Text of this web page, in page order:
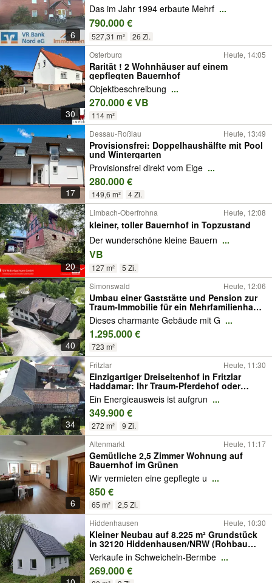
6
Das im Jahr 1994 erbaute Mehrf ...
790.000 €
527,31 m² 26 Zi.
30
Osterburg Heute, 14:05
Rarität ! 2 Wohnhäuser auf einem
gepflegten Bauernhof
Objektbeschreibung ...
270.000 € VB
114 m²
17
Dessau-Roßlau Heute, 13:49
Provisionsfrei: Doppelhaushälfte mit Pool
und Wintergarten
Provisionsfrei direkt vom Eige ...
280.000 €
149,6 m² 4 Zi.
20
Limbach-Oberfrohna Heute, 12:08
kleiner, toller Bauernhof in Topzustand
Der wunderschöne kleine Bauern ...
VB
127 m² 5 Zi.
40
Simonswald Heute, 12:06
Umbau einer Gaststätte und Pension zur
Traum-Immobilie für ein Mehrfamilienhaus
in 79263 Simonswald
Dieses charmante Gebäude mit G ...
1.295.000 €
723 m²
34
Fritzlar Heute, 11:30
Einzigartiger Dreiseitenhof in Fritzlar
Haddamar: Ihr Traum-Pferdehof oder
Bauernhof wartet!
Ein Energieausweis ist aufgrun ...
349.900 €
272 m² 9 Zi.
6
Altenmarkt Heute, 11:17
Gemütliche 2,5 Zimmer Wohnung auf
Bauernhof im Grünen
Wir vermieten eine gepflegte u ...
850 €
65 m² 2,5 Zi.
Hiddenhausen Heute, 10:30
Kleiner Neubau auf 8.225 m² Grundstück
in 32120 Hiddenhausen/NRW (Rohbau
eines Betriebsgebäudes)
Verkaufe in Schweicheln-Bermbe ...
269.000 €